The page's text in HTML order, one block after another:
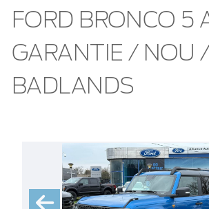
FORD BRONCO 5
GARANTIE / NOU /
BADLANDS